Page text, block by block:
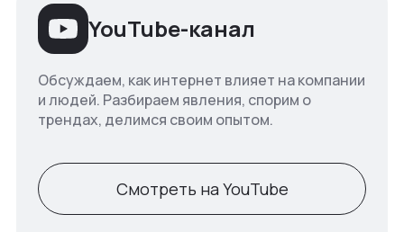
YouTube-канал
Обсуждаем, как интернет влияет на компании
и людей. Разбираем явления, спорим о
трендах, делимся своим опытом.
Смотреть на YouTube